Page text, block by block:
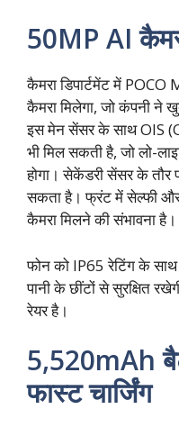
50MP AI
कैमरा डिपार्टमेंट में
कैमरा मिलेगा, जो कंपनी ने
इस मेन सेंसर के साथ OIS
भी मिल सकती है, जो लो-
होगा। सेकेंडरी सेंसर के तौर
सकता है। फ्रंट में सेल्फी और
कैमरा मिलने की संभावना है।
फोन को IP65 रेटिंग के
पानी के छींटों से सुरक्षित
रेयर है।
5,520mAh
फास्ट चार्जिंग